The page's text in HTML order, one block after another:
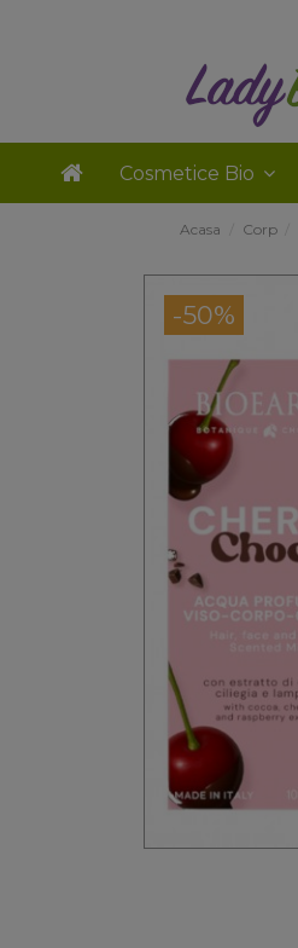
Cosmetice Bio
Acasa Corp
-50%